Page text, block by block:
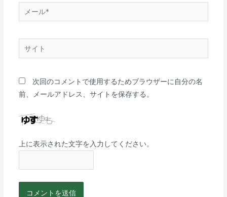
次回のコメントで使用するためブラウザーに自分の名
前、メールアドレス、サイトを保存する。
上に表示された文字を入力してください。